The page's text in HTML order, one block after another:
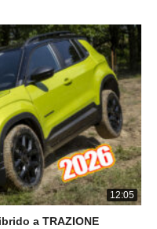
12:05
a TRAZIONE